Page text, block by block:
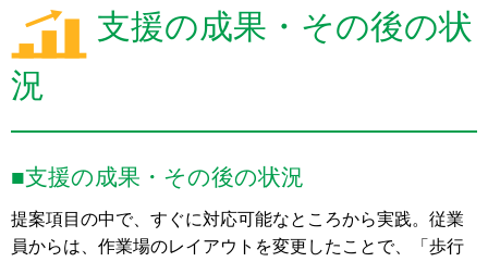
支援の成果・その後の状
況
■支援の成果・その後の状況
提案項目の中で、すぐに対応可能なところから実践。従業
員からは、作業場のレイアウトを変更したことで、「歩行